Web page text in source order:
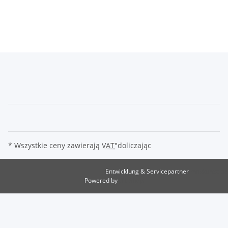
* Wszystkie ceny zawierają VAT"doliczając
Entwicklung & Servicepartner
Powered by